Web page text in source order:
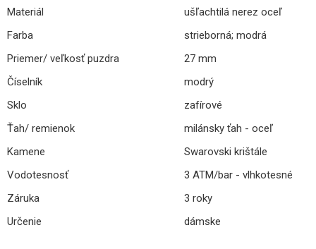
Materiál
ušľachtilá nerez oceľ
Farba
strieborná; modrá
Priemer/ veľkosť puzdra
27 mm
Číselník
modrý
Sklo
zafírové
Ťah/ remienok
milánsky ťah - oceľ
Kamene
Swarovski krištále
Vodotesnosť
3 ATM/bar - vlhkotesné
Záruka
3 roky
Určenie
dámske